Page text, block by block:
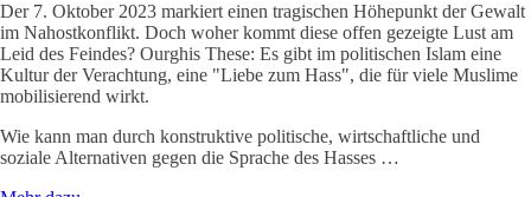
Der 7. Oktober 2023 markiert einen tragischen Höhepunkt der Gewalt
im Nahostkonflikt. Doch woher kommt diese offen gezeigte Lust am
Leid des Feindes? Ourghis These: Es gibt im politischen Islam eine
Kultur der Verachtung, eine "Liebe zum Hass", die für viele Muslime
mobilisierend wirkt.
Wie kann man durch konstruktive politische, wirtschaftliche und
soziale Alternativen gegen die Sprache des Hasses …